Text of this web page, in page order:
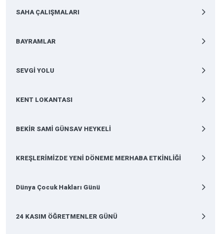
SAHA ÇALIŞMALARI
BAYRAMLAR
SEVGİ YOLU
KENT LOKANTASI
BEKİR SAMİ GÜNSAV HEYKELİ
KREŞLERİMİZDE YENİ DÖNEME MERHABA ETKİNLİĞİ
Dünya Çocuk Hakları Günü
24 KASIM ÖĞRETMENLER GÜNÜ